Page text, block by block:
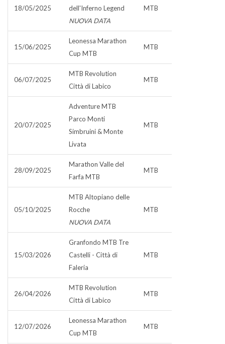
18/05/2025
dell'Inferno Legend
NUOVA DATA
MTB
15/06/2025
Leonessa Marathon
Cup MTB
MTB
06/07/2025
MTB Revolution
Città di Labico
MTB
20/07/2025
Adventure MTB
Parco Monti
Simbruini & Monte
Livata
MTB
28/09/2025
Marathon Valle del
Farfa MTB
MTB
05/10/2025
MTB Altopiano delle
Rocche
NUOVA DATA
MTB
15/03/2026
Granfondo MTB Tre
Castelli - Città di
Faleria
MTB
26/04/2026
MTB Revolution
Città di Labico
MTB
12/07/2026
Leonessa Marathon
Cup MTB
MTB